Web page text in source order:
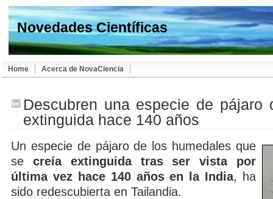
Novedades Científicas
Home Acerca de NovaCiencia
Descubren una especie de pájaro
extinguida hace 140 años
Un especie de pájaro de los humedales que
se creía extinguida tras ser vista por
última vez hace 140 años en la India, ha
sido redescubierta en Tailandia.